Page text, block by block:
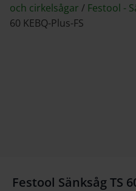
och cirkelsågar / Festool -
60 KEBQ-Plus-FS
Festool Sänksåg TS